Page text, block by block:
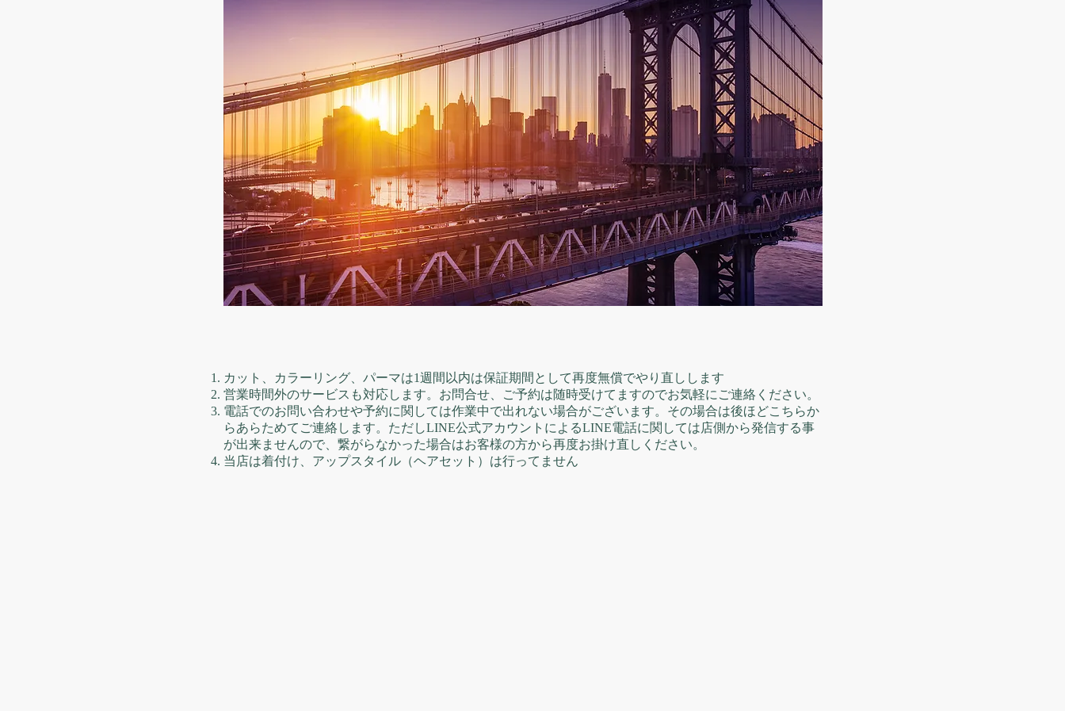
カット、カラーリング、パーマは1週間以内は保証期間として再度無償でやり直しします
営業時間外のサービスも対応します。お問合せ、ご予約は随時受けてますのでお気軽にご連絡ください。
電話でのお問い合わせや予約に関しては作業中で出れない場合がございます。その場合は後ほどこちらか
らあらためてご連絡します。ただしLINE公式アカウントによるLINE電話に関しては店側から発信する事
が出来ませんので、繋がらなかった場合はお客様の方から再度お掛け直しください。
当店は着付け、アップスタイル（ヘアセット）は行ってません